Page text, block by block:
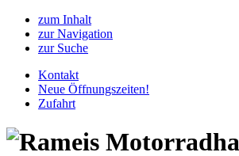
zum Inhalt
zur Navigation
zur Suche
Kontakt
Neue Öffnungszeiten!
Zufahrt